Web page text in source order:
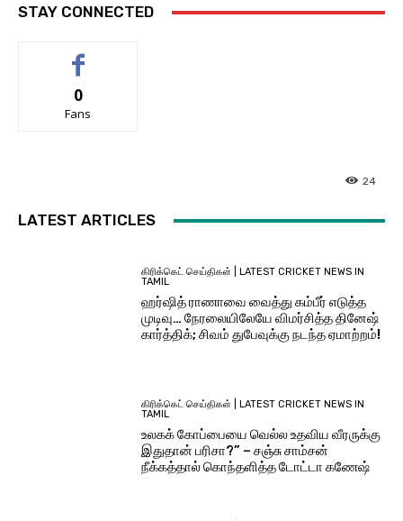
STAY CONNECTED
0
Fans
24
LATEST ARTICLES
கிரிக்கெட் செய்திகள் | LATEST CRICKET NEWS IN
TAMIL
ஹர்ஷித் ராணாவை வைத்து கம்பீர் எடுத்த
முடிவு… நேரலையிலேயே விமர்சித்த தினேஷ்
கார்த்திக்; சிவம் துபேவுக்கு நடந்த ஏமாற்றம்!
கிரிக்கெட் செய்திகள் | LATEST CRICKET NEWS IN
TAMIL
உலகக் கோப்பையை வெல்ல உதவிய வீரருக்கு
இதுதான் பரிசா?” – சஞ்சு சாம்சன்
நீக்கத்தால் கொந்தளித்த டோட்டா கணேஷ்